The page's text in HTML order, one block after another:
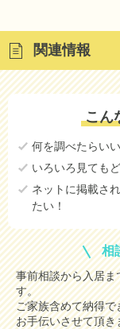
関連情報
こん
何を調べたらい
いろいろ見ても
ネットに掲載さ
たい！
相
事前相談から入居
す。
ご家族含めて納得
お手伝いさせて頂き